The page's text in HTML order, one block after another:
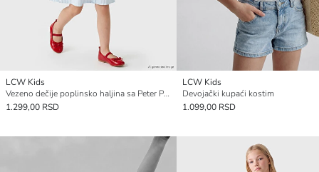
LCW Kids
Vezeno dečije poplinsko haljina sa Peter Pan kragnom
1.299,00 RSD
LCW Kids
Devojački kupaći kostim
1.099,00 RSD